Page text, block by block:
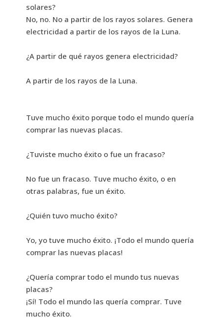
solares?
No, no. No a partir de los rayos solares. Genera
electricidad a partir de los rayos de la Luna.
¿A partir de qué rayos genera electricidad?
A partir de los rayos de la Luna.
Tuve mucho éxito porque todo el mundo quería
comprar las nuevas placas.
¿Tuviste mucho éxito o fue un fracaso?
No fue un fracaso. Tuve mucho éxito, o en
otras palabras, fue un éxito.
¿Quién tuvo mucho éxito?
Yo, yo tuve mucho éxito. ¡Todo el mundo quería
comprar las nuevas placas!
¿Quería comprar todo el mundo tus nuevas
placas?
¡Sí! Todo el mundo las quería comprar. Tuve
mucho éxito.